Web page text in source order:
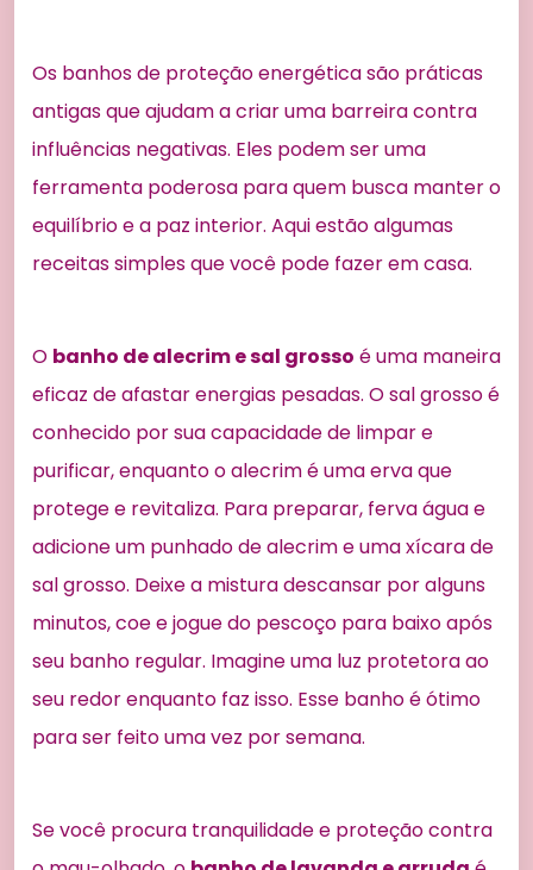
Os banhos de proteção energética são práticas
antigas que ajudam a criar uma barreira contra
influências negativas. Eles podem ser uma
ferramenta poderosa para quem busca manter o
equilíbrio e a paz interior. Aqui estão algumas
receitas simples que você pode fazer em casa.
O banho de alecrim e sal grosso é uma maneira
eficaz de afastar energias pesadas. O sal grosso é
conhecido por sua capacidade de limpar e
purificar, enquanto o alecrim é uma erva que
protege e revitaliza. Para preparar, ferva água e
adicione um punhado de alecrim e uma xícara de
sal grosso. Deixe a mistura descansar por alguns
minutos, coe e jogue do pescoço para baixo após
seu banho regular. Imagine uma luz protetora ao
seu redor enquanto faz isso. Esse banho é ótimo
para ser feito uma vez por semana.
Se você procura tranquilidade e proteção contra